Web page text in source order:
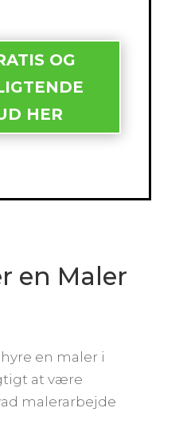
OG
HER
en Maler
en maler i
at være
malerarbejde